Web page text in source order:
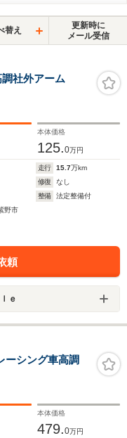
替え
更新時に
メール受信
社外アーム
本体価格
125.0万円
走行 15.7万km
修復
なし
整備
法定整備付
野市
頼
ｅ
シング車高調
本体価格
479.0万円